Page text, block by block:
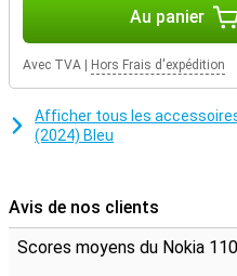
Jeu de serpent classique
Le Nokia 110 4G 2e édition
Snake. Pour le prix, vous
pratique, mais aussi un
téléphone offre des fonctions
Au panier
Avec TVA Hors Frais d'expédition
Afficher tous les
(2024) Bleu
Avis de nos clients
Scores moyens du Nokia